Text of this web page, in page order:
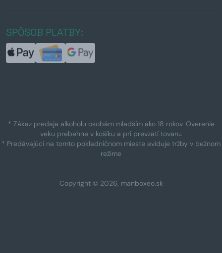
SPÔSOB PLATBY:
* Zákaz predaja alkoholu osobám mladším ako 18 rokov. Overenie
veku prebehne v košíku a pri prevzatí tovaru.
* Predávajúci na tomto pokladničnom mieste eviduje tržby v bežnom
režime
Copyright © 2026, manboxeo.sk